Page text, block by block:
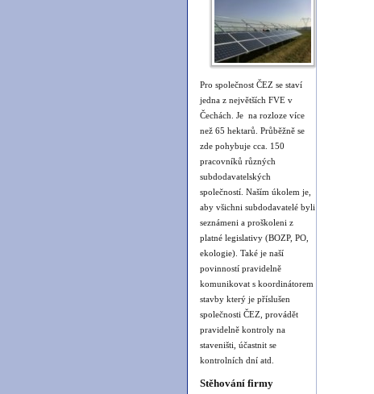
Pro společnost ČEZ se staví
jedna z největších FVE v
Čechách. Je na rozloze více
než 65 hektarů. Průběžně se
zde pohybuje cca. 150
pracovníků různých
subdodavatelských
společností. Naším úkolem je,
aby všichni subdodavatelé byli
seznámeni a proškoleni z
platné legislativy (BOZP, PO,
ekologie). Také je naší
povinností pravidelně
komunikovat s koordinátorem
stavby který je příslušen
společnosti ČEZ, provádět
pravidelně kontroly na
staveništi, účastnit se
kontrolních dní atd.
Stěhování firmy